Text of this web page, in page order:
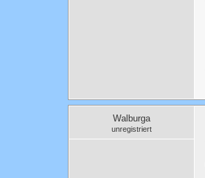
Walburga
unregistriert